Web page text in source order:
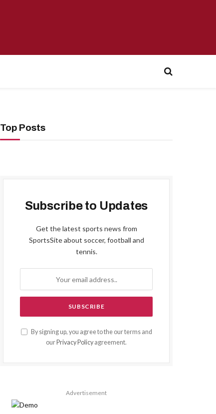
Top Posts
Subscribe to Updates
Get the latest sports news from
SportsSite about soccer, football and
tennis.
By signing up, you agree to the our terms and
our Privacy Policy agreement.
Advertisement